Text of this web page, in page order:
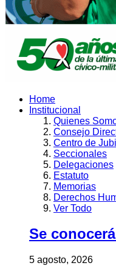
Home
Institucional
Quienes
Consejo
Centro de
Seccionales
Delegaciones
Estatuto
Memorias
Derechos
Ver Todo
Se
5 agosto, 2026